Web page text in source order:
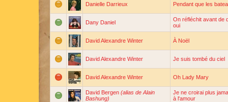
Danielle Darrieux Pendant que les
Dany Daniel
On réfléchit avant de
oui
David Alexandre Winter À Noël
David Alexandre Winter Je suis tombé du ciel
David Alexandre Winter Oh Lady Mary
David Bergen (alias de Alain
Bashung)
Je ne croirai plus
à l'amour